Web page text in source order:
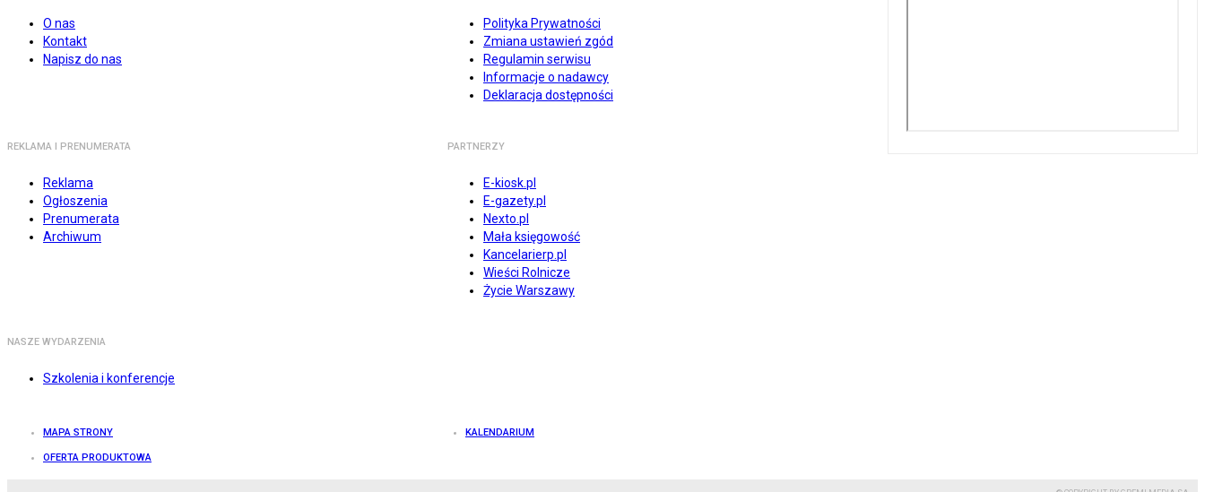
O nas
Kontakt
Napisz do nas
Polityka Prywatności
Zmiana ustawień zgód
Regulamin serwisu
Informacje o nadawcy
Deklaracja dostępności
REKLAMA I PRENUMERATA
Reklama
Ogłoszenia
Prenumerata
Archiwum
PARTNERZY
E-kiosk.pl
E-gazety.pl
Nexto.pl
Mała księgowość
Kancelarierp.pl
Wieści Rolnicze
Życie Warszawy
NASZE WYDARZENIA
Szkolenia i konferencje
MAPA STRONY KALENDARIUM
OFERTA PRODUKTOWA